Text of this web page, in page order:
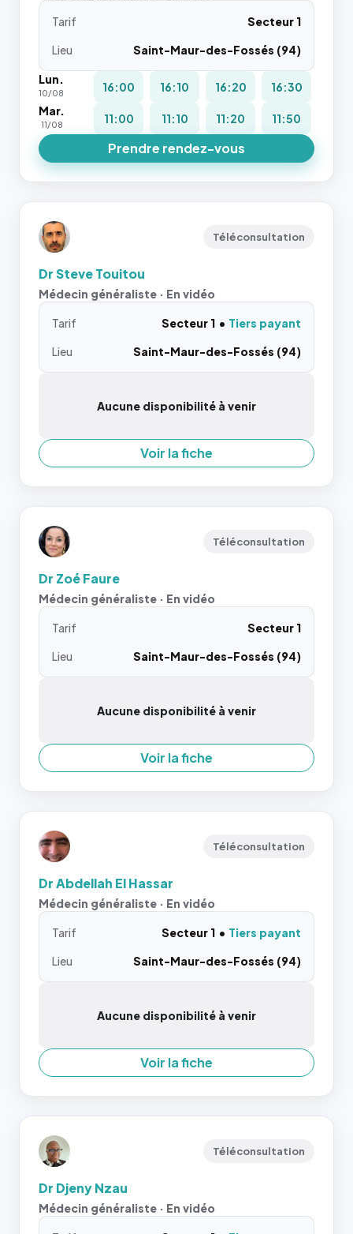
Tarif
Secteur 1
Lieu
Saint-Maur-des-Fossés (94)
Lun.
10/08 16:00 16:10 16:20
16:30
Mar.
11/08 11:00 11:10 11:20 11:50
Prendre rendez-vous
Téléconsultation
Dr Steve Touitou
Médecin généraliste · En vidéo
Tarif Secteur 1
Tiers payant
Lieu
Saint-Maur-des-Fossés (94)
Aucune disponibilité à venir
Voir la fiche
Téléconsultation
Dr Zoé Faure
Médecin généraliste · En vidéo
Tarif
Secteur 1
Lieu
Saint-Maur-des-Fossés (94)
Aucune disponibilité à venir
Voir la fiche
Téléconsultation
Dr Abdellah El Hassar
Médecin généraliste · En vidéo
Tarif Secteur 1
Tiers payant
Lieu
Saint-Maur-des-Fossés (94)
Aucune disponibilité à venir
Voir la fiche
Téléconsultation
Dr Djeny Nzau
Médecin généraliste · En vidéo